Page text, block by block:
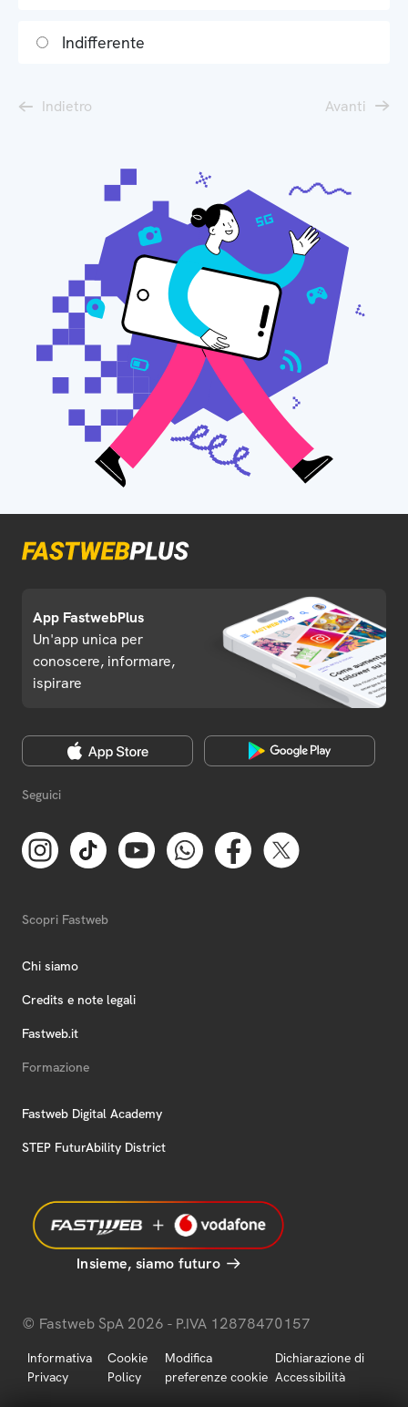
Indifferente
Indietro Avanti
App FastwebPlus
Un'app unica per
conoscere, informare,
ispirare
Seguici
Scopri Fastweb
Chi siamo
Credits e note legali
Fastweb.it
Formazione
Fastweb Digital Academy
STEP FuturAbility District
Insieme, siamo futuro
© Fastweb SpA 2026 - P.IVA 12878470157
Informativa
Privacy
Cookie
Policy
Modifica
preferenze cookie
Dichiarazione di
Accessibilità